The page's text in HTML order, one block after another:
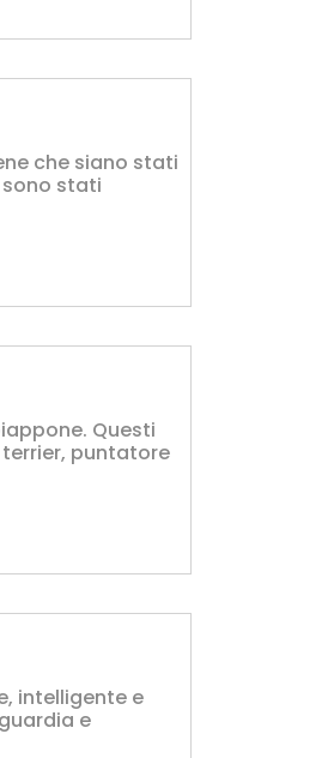
che siano stati
sono stati
Questi
puntatore
intelligente e
e